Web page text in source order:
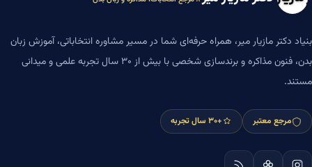
بنیاد دکتر مازیار میر، همراه حرفه‌ای شما در مسیر مشاوره انتخاباتی، آموزش زبان
بدن، فنون مذاکره و برندسازی شخصی با بیش از ۳۰ سال تجربه علمی و میدانی
مستند.
مرجع معتبر +۳۰ سال تجربه